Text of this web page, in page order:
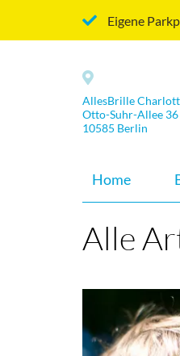
Eigene
AllesBrille
Otto-Suhr-Allee 36
10585 Berlin
Home
Alle